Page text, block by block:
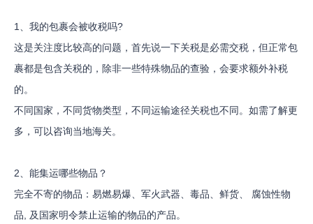
1、我的包裹会被收税吗?
这是关注度比较高的问题，首先说一下关税是必需交税，但正常包
裹都是包含关税的，除非一些特殊物品的查验，会要求额外补税
的。
不同国家，不同货物类型，不同运输途径关税也不同。如需了解更
多，可以咨询当地海关。
2、能集运哪些物品？
完全不寄的物品：易燃易爆、军火武器、毒品、鲜货、 腐蚀性物
品, 及国家明令禁止运输的物品的产品。